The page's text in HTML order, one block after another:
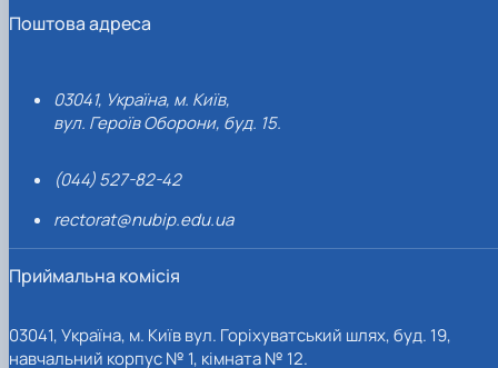
Поштова адреса
03041, Україна, м. Київ,
вул. Героїв Оборони, буд. 15.
(044) 527-82-42
rectorat@nubip.edu.ua
Приймальна комісія
03041, Україна, м. Київ вул. Горіхуватський шлях, буд. 19,
навчальний корпус № 1, кімната № 12.